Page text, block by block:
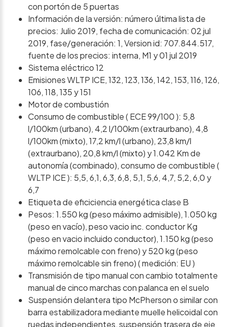
con portón de 5 puertas
Información de la versión: número última lista de
precios: Julio 2019, fecha de comunicación: 02 jul
2019, fase/generación: 1, Version id: 707.844.517,
fuente de los precios: interna, M1 y 01 jul 2019
Sistema eléctrico 12
Emisiones WLTP ICE, 132, 123, 136, 142, 153, 116, 126,
106, 118, 135 y 151
Motor de combustión
Consumo de combustible ( ECE 99/100 ): 5,8
l/100km (urbano), 4,2 l/100km (extraurbano), 4,8
l/100km (mixto), 17,2 km/l (urbano), 23,8 km/l
(extraurbano), 20,8 km/l (mixto) y 1.042 Km de
autonomía (combinado), consumo de combustible (
WLTP ICE ): 5,5, 6,1, 6,3, 6,8, 5,1, 5,6, 4,7, 5,2, 6,0 y
6,7
Etiqueta de eficiciencia energética clase B
Pesos: 1.550 kg (peso máximo admisible), 1.050 kg
(peso en vacío), peso vacio inc. conductor Kg
(peso en vacio incluido conductor), 1.150 kg (peso
máximo remolcable con freno) y 520 kg (peso
máximo remolcable sin freno) ( medición: EU )
Transmisión de tipo manual con cambio totalmente
manual de cinco marchas con palanca en el suelo
Suspensión delantera tipo McPherson o similar con
barra estabilizadora mediante muelle helicoidal con
ruedas independientes, suspensión trasera de eje